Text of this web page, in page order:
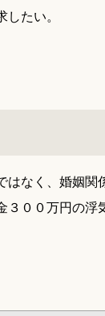
たい。
はなく、婚姻関
３００万円の浮